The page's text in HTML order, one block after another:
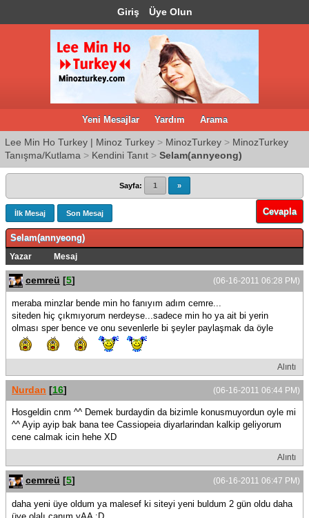
Giriş Üye Olun
Yeni Mesajlar Yardım Arama
Lee Min Ho Turkey | Minoz Turkey > MinozTurkey > MinozTurkey
Tanışma/Kutlama > Kendini Tanıt > Selam(annyeong)
Sayfa: 1 »
İlk Mesaj Son Mesaj Cevapla
Selam(annyeong)
Yazar Mesaj
(06-16-2011 06:28 PM)
cemreü [5]
meraba minzlar bende min ho fanıyım adım cemre...
siteden hiç çıkmıyorum nerdeyse...sadece min ho ya ait bi yerin
olması sper bence ve onu sevenlerle bi şeyler paylaşmak da öyle
Alıntı
(06-16-2011 06:44 PM)
Nurdan [16]
Hosgeldin cnm ^^ Demek burdaydin da bizimle konusmuyordun oyle mi
^^ Ayip ayip bak bana tee Cassiopeia diyarlarindan kalkip geliyorum
cene calmak icin hehe XD
Alıntı
(06-16-2011 06:47 PM)
cemreü [5]
daha yeni üye oldum ya malesef ki siteyi yeni buldum 2 gün oldu daha